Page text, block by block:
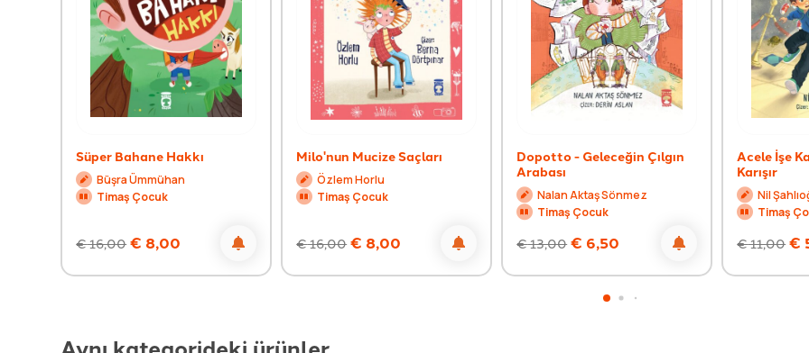
Süper Bahane Hakkı
Büşra Ümmühan
Timaş Çocuk
€16,00 € 8,00
Milo'nun Mucize Saçları
Özlem Horlu
Timaş Çocuk
€16,00 € 8,00
Dopotto - Geleceğin Çılgın
Arabası
Nalan Aktaş Sönmez
Timaş Çocuk
€13,00 € 6,50
Acele İşe
Karışır
Nil
Timaş
€11,00 €